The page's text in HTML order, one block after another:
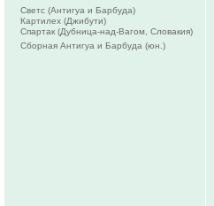
Светс (Антигуа и Барбуда)
Картилех (Джибути)
Спартак (Дубница-над-Вагом, Словакия)
Сборная Антигуа и Барбуда (юн.)